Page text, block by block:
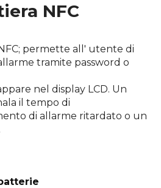
NFC
permette all' utente di
tramite password o
nel display LCD. Un
il tempo di
di allarme ritardato o un